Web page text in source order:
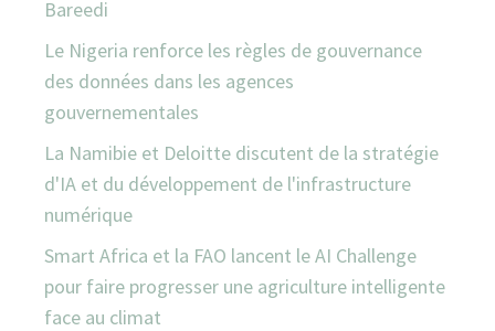
Bareedi
Le Nigeria renforce les règles de gouvernance
des données dans les agences
gouvernementales
La Namibie et Deloitte discutent de la stratégie
d'IA et du développement de l'infrastructure
numérique
Smart Africa et la FAO lancent le AI Challenge
pour faire progresser une agriculture intelligente
face au climat